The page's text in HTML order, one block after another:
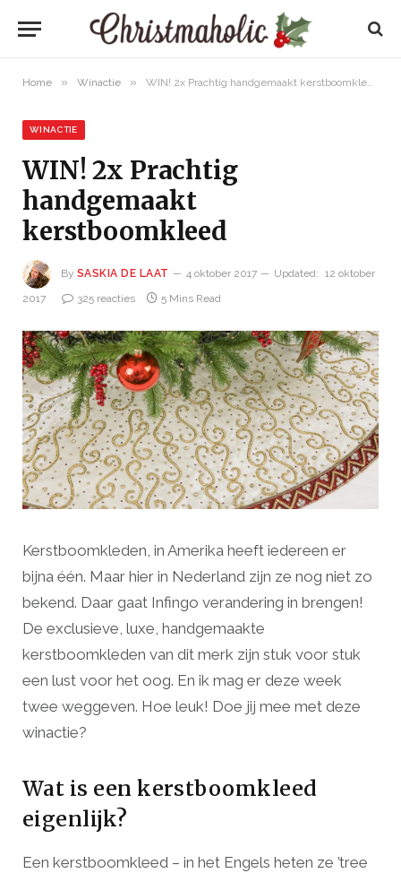
Home » Winactie » WIN! 2x Prachtig handgemaakt kerstboomkleed
WINACTIE
WIN! 2x Prachtig
handgemaakt
kerstboomkleed
By SASKIA DE LAAT 4 oktober 2017 Updated: 12 oktober
2017
325 reacties 5 Mins Read
Kerstboomkleden, in Amerika heeft iedereen er
bijna één. Maar hier in Nederland zijn ze nog niet zo
bekend. Daar gaat Infingo verandering in brengen!
De exclusieve, luxe, handgemaakte
kerstboomkleden van dit merk zijn stuk voor stuk
een lust voor het oog. En ik mag er deze week
twee weggeven. Hoe leuk! Doe jij mee met deze
winactie?
Wat is een kerstboomkleed
eigenlijk?
Een kerstboomkleed – in het Engels heten ze ’tree